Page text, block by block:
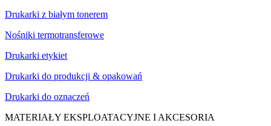
Drukarki z białym tonerem
Nośniki termotransferowe
Drukarki etykiet
Drukarki do produkcji & opakowań
Drukarki do oznaczeń
MATERIAŁY EKSPLOATACYJNE I AKCESORIA